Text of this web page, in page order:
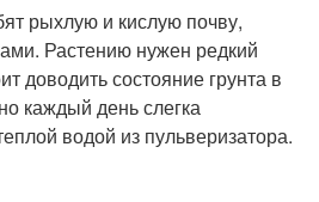
рыхлую и кислую почву,
Растению нужен редкий
доводить состояние грунта в
каждый день слегка
водой из пульверизатора.